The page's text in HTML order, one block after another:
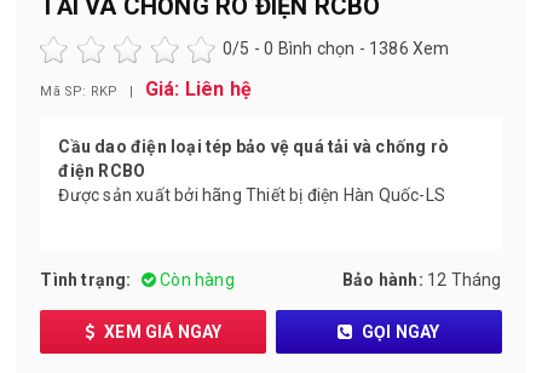
TẢI VÀ CHỐNG RÒ ĐIỆN RCBO
0/5 -0 Bình chọn - 1386 Xem
Mã SP: RKP | Giá: Liên hệ
Cầu dao điện loại tép bảo vệ quá tải và chống rò
điện RCBO
Được sản xuất bởi hãng Thiết bị điện Hàn Quốc-LS
Tình trạng: Còn hàng Bảo hành: 12 Tháng
XEM GIÁ NGAY GỌI NGAY